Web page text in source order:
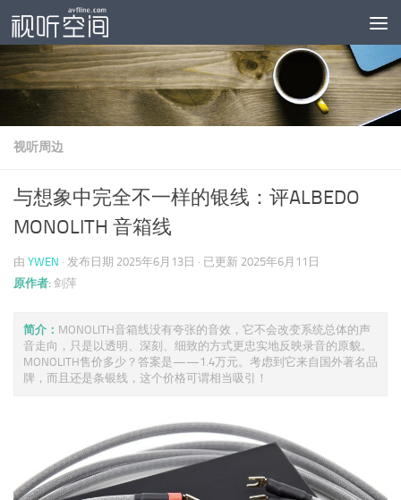
跳至内容
视听周边
与想象中完全不一样的银线：评ALBEDO
MONOLITH 音箱线
由 YWEN · 发布日期 2025年6月13日 · 已更新 2025年6月11日
原作者: 剑萍
简介： MONOLITH音箱线没有夸张的音效，它不会改变系统总体的声
音走向，只是以透明、深刻、细致的方式更忠实地反映录音的原貌。
MONOLITH售价多少？答案是——1.4万元。考虑到它来自国外著名品
牌，而且还是条银线，这个价格可谓相当吸引！